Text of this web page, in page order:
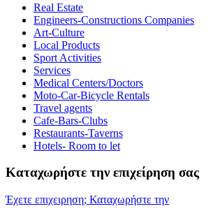
Real Estate
Engineers-Constructions Companies
Art-Culture
Local Products
Sport Activities
Services
Medical Centers/Doctors
Moto-Car-Bicycle Rentals
Travel agents
Cafe-Bars-Clubs
Restaurants-Taverns
Hotels- Room to let
Καταχωρήστε την επιχείρηση σας
Έχετε επιχειρηση; Καταχωρήστε την